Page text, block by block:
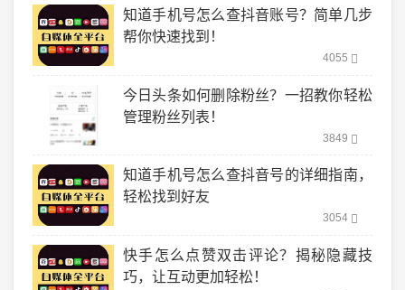
知道手机号怎么查抖音账号？简单几步
帮你快速找到！
4055
今日头条如何删除粉丝？一招教你轻松
管理粉丝列表！
3849
知道手机号怎么查抖音号的详细指南，
轻松找到好友
3054
快手怎么点赞双击评论？揭秘隐藏技
巧，让互动更加轻松！